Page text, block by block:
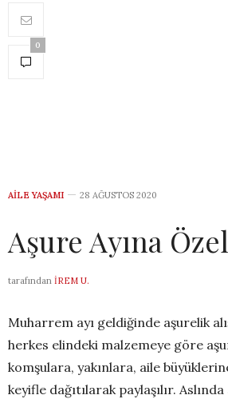
0
AILE YAŞAMI 28 AĞUSTOS 2020
Aşure Ayına
tarafından İREM U.
Muharrem ayı geldiğinde aşurelik
herkes elindeki malzemeye göre
komşulara, yakınlara, aile
keyifle dağıtılarak paylaşılır.